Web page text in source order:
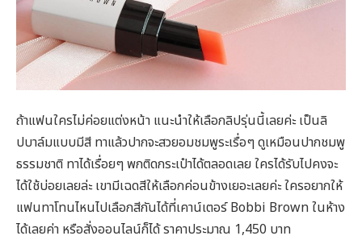
ถ้าแฟนใครไม่ค่อยแต่งหน้า แนะนำให้เลือกลิปรุ่นนี้เลยค่ะ เป็นลิ
ปบาล์มแบบมีสี ทาแล้วปากจะสวยอมชมพูระเรื่อๆ ดูเหมือนปากชมพู
ธรรมชาติ ทาได้เรื่อยๆ พกติดกระเป๋าได้ตลอดเลย ใครได้รับไปคงจะ
ได้ใช้บ่อยเลยล่ะ เขามีเฉดสีให้เลือกค่อนข้างเยอะเลยค่ะ ใครอยากให้
แฟนทาโทนไหนไปเลือกสีกันได้ที่เคาน์เตอร์ Bobbi Brown ในห้าง
ได้เลยค่า หรือสั่งออนไลน์ก็ได้ ราคาประมาณ 1,450 บาท